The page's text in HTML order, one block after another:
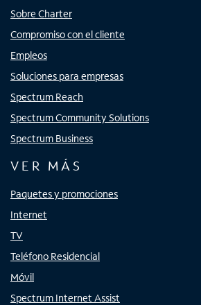
Sobre Charter
Compromiso con el cliente
Empleos
Soluciones para empresas
Spectrum Reach
Spectrum Community Solutions
Spectrum Business
VER MÁS
Paquetes y promociones
Internet
TV
Teléfono Residencial
Móvil
Spectrum Internet Assist